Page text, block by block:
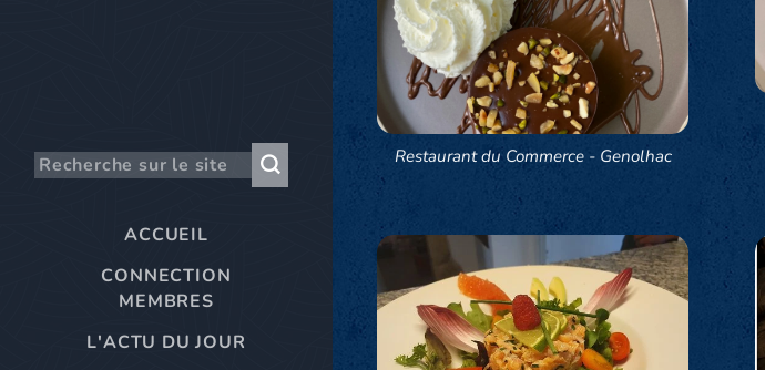
ACCUEIL
CONNECTION
MEMBRES
L'ACTU DU JOUR
Restaurant du Commerce - Genolhac